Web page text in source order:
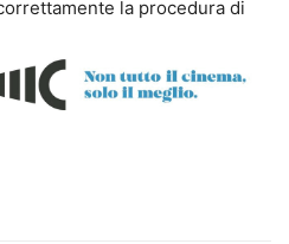
la procedura di